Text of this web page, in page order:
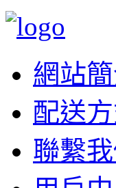
網站
配送
聯繫